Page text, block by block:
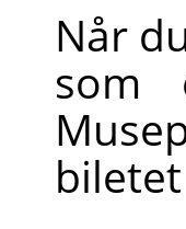
Når
som